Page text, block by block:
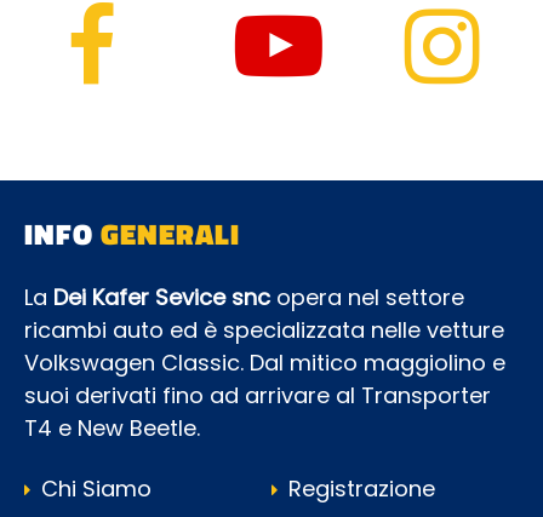
INFOGENERALI
La Dei Kafer Sevice snc opera nel settore
ricambi auto ed è specializzata nelle vetture
Volkswagen Classic. Dal mitico maggiolino e
suoi derivati fino ad arrivare al Transporter
T4 e New Beetle.
Chi Siamo
Registrazione